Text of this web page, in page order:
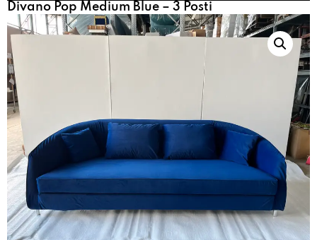
Divano Pop Medium Blue – 3 Posti